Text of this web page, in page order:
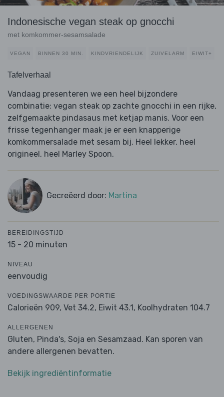
Indonesische vegan steak op gnocchi
met komkommer-sesamsalade
VEGAN BINNEN 30 MIN. KINDVRIENDELIJK ZUIVELARM EIWIT+
Tafelverhaal
Vandaag presenteren we een heel bijzondere
combinatie: vegan steak op zachte gnocchi in een rijke,
zelfgemaakte pindasaus met ketjap manis. Voor een
frisse tegenhanger maak je er een knapperige
komkommersalade met sesam bij. Heel lekker, heel
origineel, heel Marley Spoon.
Gecreëerd door: Martina
BEREIDINGSTIJD
15 - 20 minuten
NIVEAU
eenvoudig
VOEDINGSWAARDE PER PORTIE
Calorieën 909, Vet 34.2, Eiwit 43.1, Koolhydraten 104.7
ALLERGENEN
Gluten, Pinda's, Soja en Sesamzaad. Kan sporen van
andere allergenen bevatten.
Bekijk ingrediëntinformatie